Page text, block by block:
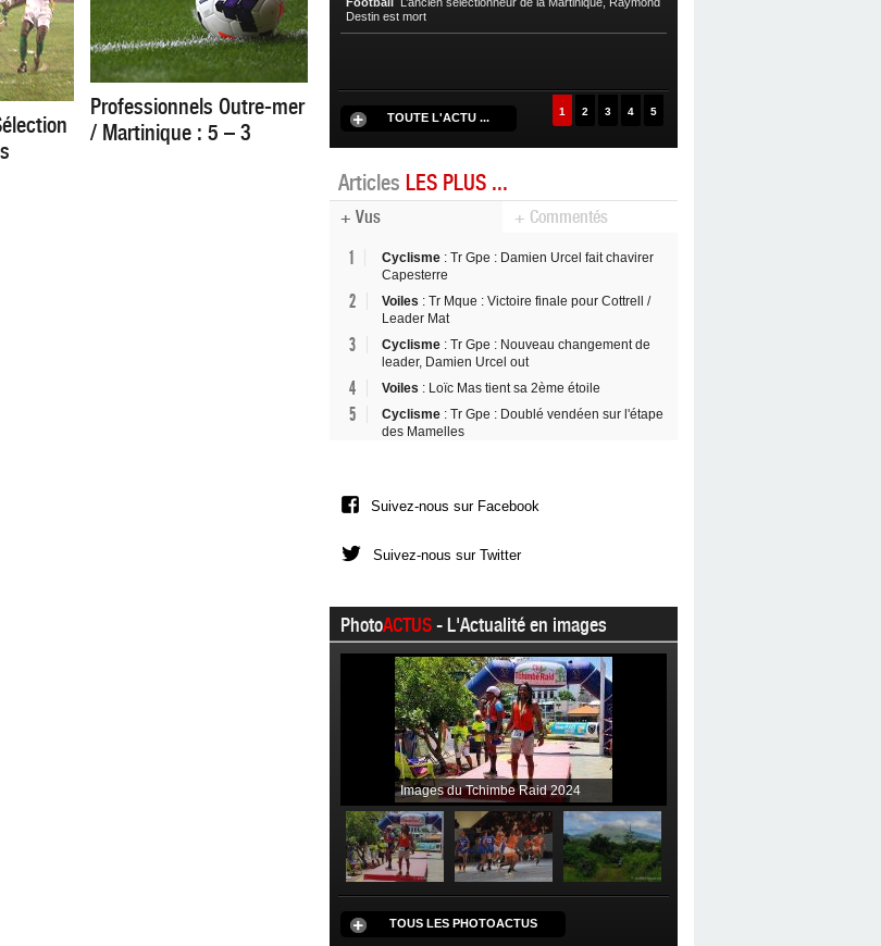
Professionnels Outre-mer
/ Martinique : 5 – 3
Destin est mort
TOUTE L'ACTU ... 1 2 3 4 5
Articles LES PLUS ...
+ Vus + Commentés
1 Cyclisme : Tr Gpe : Damien Urcel fait chavirer
Capesterre
2 Voiles : Tr Mque : Victoire finale pour Cottrell /
Leader Mat
3 Cyclisme : Tr Gpe : Nouveau changement de
leader, Damien Urcel out
4 Voiles : Loïc Mas tient sa 2ème étoile
5 Cyclisme : Tr Gpe : Doublé vendéen sur l'étape
des Mamelles
Suivez-nous sur Facebook
Suivez-nous sur Twitter
PhotoACTUS- L'Actualité en images
Images du Tchimbe Raid 2024
TOUS LES PHOTOACTUS